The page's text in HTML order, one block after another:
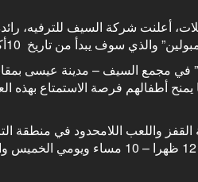
أعلنت شركة السيف للترفيه،
تاريخ 10أكتوبر لغاية 2 نوفمبر 2024.
ترفيهية متكاملة مما يمنح أطفالهم فرصة
واللعب اللامحدود في منطقة